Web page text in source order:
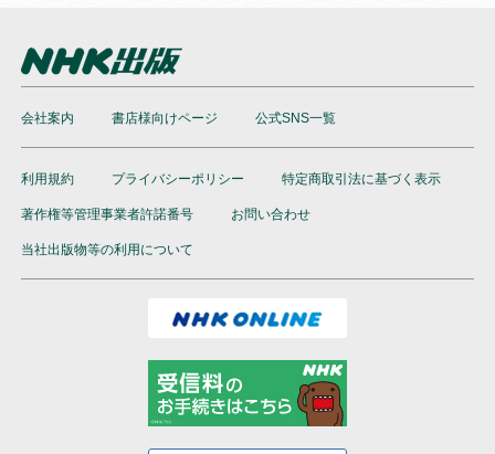
会社案内 書店様向けページ 公式SNS一覧
利用規約 プライバシーポリシー 特定商取引法に基づく表示
著作権等管理事業者許諾番号 お問い合わせ
当社出版物等の利用について